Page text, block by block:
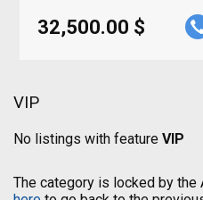
32,500.00 $
VIP
No listings with feature VIP
The category is locked by